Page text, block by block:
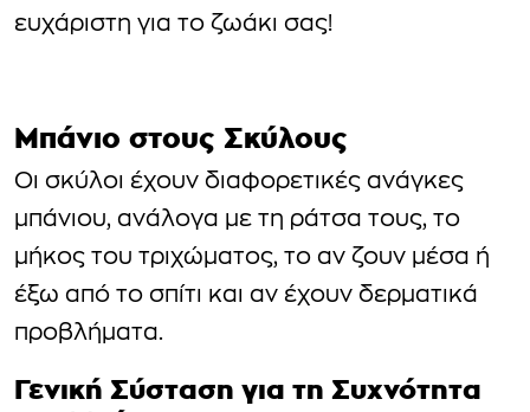
ευχάριστη για το ζωάκι σας!
Μπάνιο στους Σκύλους
Οι σκύλοι έχουν διαφορετικές ανάγκες
μπάνιου, ανάλογα με τη ράτσα τους, το
μήκος του τριχώματος, το αν ζουν μέσα ή
έξω από το σπίτι και αν έχουν δερματικά
προβλήματα.
Γενική Σύσταση για τη Συχνότητα